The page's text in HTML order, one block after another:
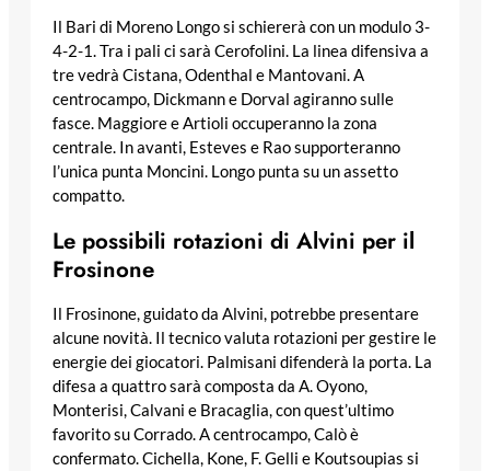
Il Bari di Moreno Longo si schiererà con un modulo 3-
4-2-1. Tra i pali ci sarà Cerofolini. La linea difensiva a
tre vedrà Cistana, Odenthal e Mantovani. A
centrocampo, Dickmann e Dorval agiranno sulle
fasce. Maggiore e Artioli occuperanno la zona
centrale. In avanti, Esteves e Rao supporteranno
l’unica punta Moncini. Longo punta su un assetto
compatto.
Le possibili rotazioni di Alvini per il
Frosinone
Il Frosinone, guidato da Alvini, potrebbe presentare
alcune novità. Il tecnico valuta rotazioni per gestire le
energie dei giocatori. Palmisani difenderà la porta. La
difesa a quattro sarà composta da A. Oyono,
Monterisi, Calvani e Bracaglia, con quest’ultimo
favorito su Corrado. A centrocampo, Calò è
confermato. Cichella, Kone, F. Gelli e Koutsoupias si